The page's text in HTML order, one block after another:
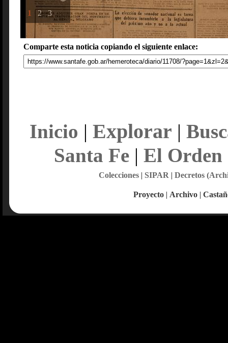
1 2 3
Comparte esta noticia copiando el siguiente enlace:
Inicio | Explorar |
Santa Fe| El Orden
Colecciones| SIPAR | Decretos
Proyecto | Archivo |